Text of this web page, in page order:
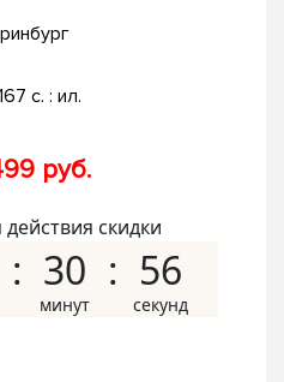
с. : ил.
руб.
скидки
30 55